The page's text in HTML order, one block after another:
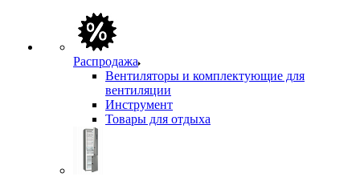
Распродажа
Вентиляторы и комплектующие для
вентиляции
Инструмент
Товары для отдыха